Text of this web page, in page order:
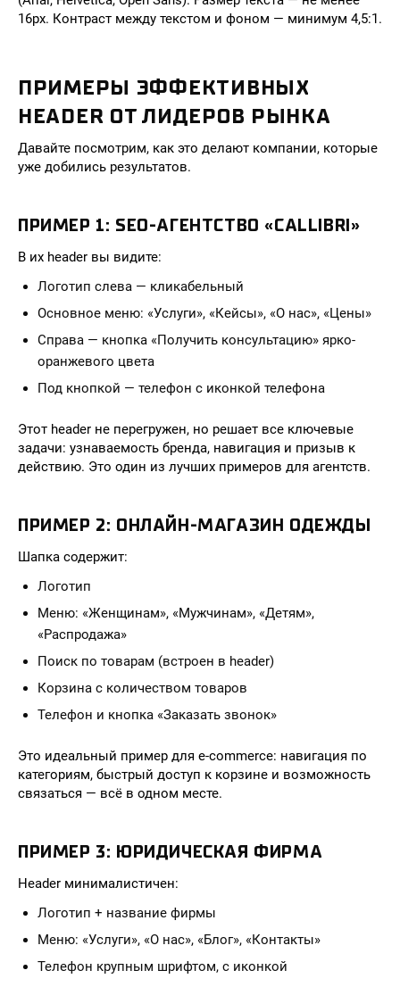
16px. Контраст между текстом и фоном — минимум 4,5:1.
ПРИМЕРЫ ЭФФЕКТИВНЫХ
HEADER ОТ ЛИДЕРОВ РЫНКА
Давайте посмотрим, как это делают компании, которые
уже добились результатов.
ПРИМЕР 1: SEO-АГЕНТСТВО «CALLIBRI»
В их header вы видите:
Логотип слева — кликабельный
Основное меню: «Услуги», «Кейсы», «О нас», «Цены»
Справа — кнопка «Получить консультацию» ярко-
оранжевого цвета
Под кнопкой — телефон с иконкой телефона
Этот header не перегружен, но решает все ключевые
задачи: узнаваемость бренда, навигация и призыв к
действию. Это один из лучших примеров для агентств.
ПРИМЕР 2: ОНЛАЙН-МАГАЗИН ОДЕЖДЫ
Шапка содержит:
Логотип
Меню: «Женщинам», «Мужчинам», «Детям»,
«Распродажа»
Поиск по товарам (встроен в header)
Корзина с количеством товаров
Телефон и кнопка «Заказать звонок»
Это идеальный пример для e-commerce: навигация по
категориям, быстрый доступ к корзине и возможность
связаться — всё в одном месте.
ПРИМЕР 3: ЮРИДИЧЕСКАЯ ФИРМА
Header минималистичен:
Логотип + название фирмы
Меню: «Услуги», «О нас», «Блог», «Контакты»
Телефон крупным шрифтом, с иконкой